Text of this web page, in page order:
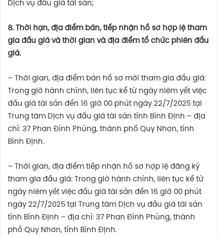
Dịch vụ đấu giá tài sản;
8. Thời hạn, địa điểm bán, tiếp nhận hồ sơ hợp lệ tham
gia đấu giá và thời gian và địa điểm tổ chức phiên đấu
giá.
– Thời gian, địa điểm bán hồ sơ mời tham gia đấu giá:
Trong giờ hành chính, liên tục kể từ ngày niêm yết việc
đấu giá tài sản đến 16 giờ 00 phút ngày 22/7/2025 tại
Trung tâm Dịch vụ đấu giá tài sản tỉnh Bình Định – địa
chỉ: 37 Phan Đình Phùng, thành phố Quy Nhơn, tỉnh
Bình Định.
– Thời gian, địa điểm tiếp nhận hồ sơ hợp lệ đăng ký
tham gia đấu giá: Trong giờ hành chính, liên tục kể từ
ngày niêm yết việc đấu giá tài sản đến 16 giờ 00 phút
ngày 22/7/2025 tại Trung tâm Dịch vụ đấu giá tài sản
tỉnh Bình Định – địa chỉ: 37 Phan Đình Phùng, thành
phố Quy Nhơn, tỉnh Bình Định.